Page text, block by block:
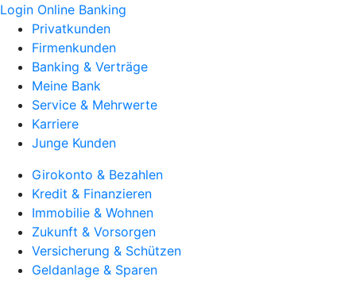
Login Online Banking
Privatkunden
Firmenkunden
Banking & Verträge
Meine Bank
Service & Mehrwerte
Karriere
Junge Kunden
Girokonto & Bezahlen
Kredit & Finanzieren
Immobilie & Wohnen
Zukunft & Vorsorgen
Versicherung & Schützen
Geldanlage & Sparen